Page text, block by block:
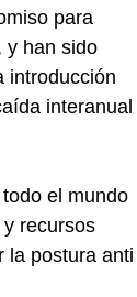
para
y han sido
introducción
interanual
el mundo
recursos
la postura anti